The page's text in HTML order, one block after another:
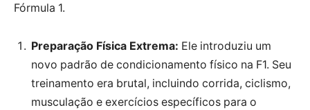
Fórmula 1.
Preparação Física Extrema: Ele introduziu um
novo padrão de condicionamento físico na F1. Seu
treinamento era brutal, incluindo corrida, ciclismo,
musculação e exercícios específicos para o